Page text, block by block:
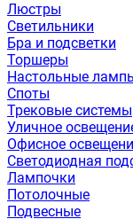
Люстры
Светильники
Бра и подсветки
Торшеры
Настольные
Споты
Трековые системы
Уличное
Офисное
Светодиодная
Лампочки
Потолочные
Подвесные